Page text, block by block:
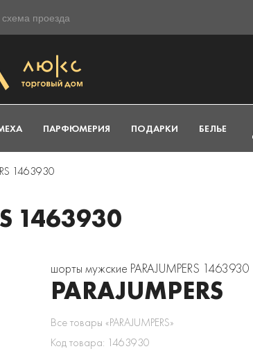
проезда
ПАРФЮМЕРИЯ ПОДАРКИ БЕЛЬЕ
1463930
1463930
шорты мужские PARAJUMPERS 1463930
PARAJUMPERS
Все товары «PARAJUMPERS»
Код товара: 1463930